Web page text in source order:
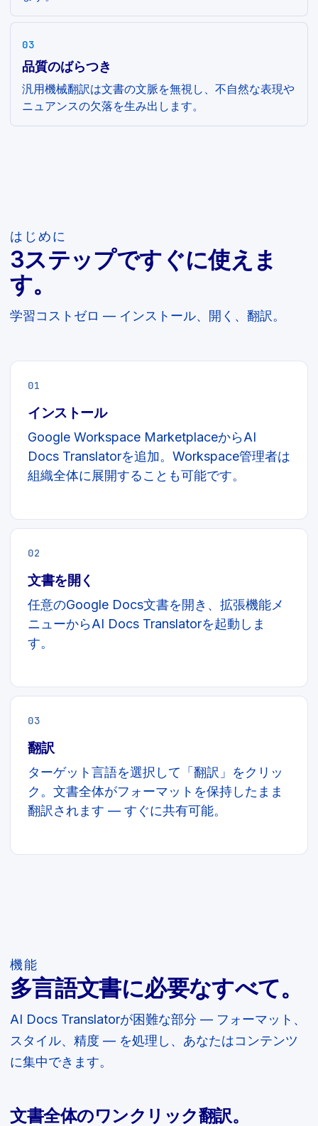
03
品質のばらつき
汎用機械翻訳は文書の文脈を無視し、不自然な表現や
ニュアンスの欠落を生み出します。
はじめに
3ステップですぐに使えま
す。
学習コストゼロ — インストール、開く、翻訳。
01
インストール
Google Workspace MarketplaceからAI
Docs Translatorを追加。Workspace管理者は
組織全体に展開することも可能です。
02
文書を開く
任意のGoogle Docs文書を開き、拡張機能メ
ニューからAI Docs Translatorを起動しま
す。
03
翻訳
ターゲット言語を選択して「翻訳」をクリッ
ク。文書全体がフォーマットを保持したまま
翻訳されます — すぐに共有可能。
機能
多言語文書に必要なすべて。
AI Docs Translatorが困難な部分 — フォーマット、
スタイル、精度 — を処理し、あなたはコンテンツ
に集中できます。
文書全体のワンクリック翻訳。